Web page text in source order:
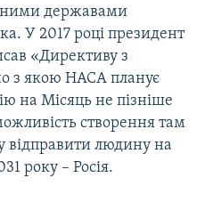
державами
У 2017 році президент
«Директиву з
з якою НАСА планує
на Місяць не пізніше
створення там
відправити людину на
року – Росія.